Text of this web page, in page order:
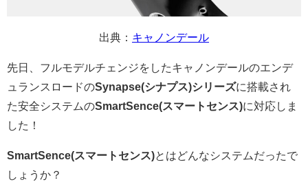
出典： キャノンデール
先日、フルモデルチェンジをしたキャノンデールのエンデ
ュランスロードのSynapse(シナプス)シリーズに搭載され
た安全システムのSmartSence(スマートセンス)に対応しま
した！
SmartSence(スマートセンス)とはどんなシステムだったで
しょうか？